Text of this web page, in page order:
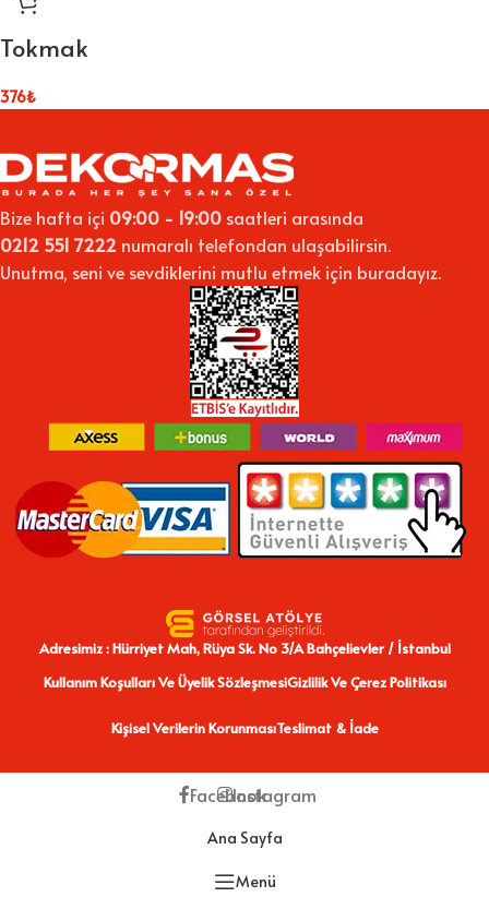
Tokmak
376₺
Bize hafta içi 09:00 - 19:00 saatleri arasında
0212 551 7222 numaralı telefondan ulaşabilirsin.
Unutma, seni ve sevdiklerini mutlu etmek için buradayız.
Adresimiz : Hürriyet Mah, Rüya Sk. No 3/A Bahçelievler / İstanbul
Kullanım Koşulları Ve Üyelik SözleşmesiGizlilik Ve Çerez Politikası
Kişisel Verilerin KorunmasıTeslimat & İade
FacebookInstagram
Ana Sayfa
Menü